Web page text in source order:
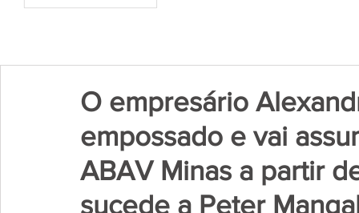
O empresário
empossado e vai
ABAV Minas a partir
sucede a Peter